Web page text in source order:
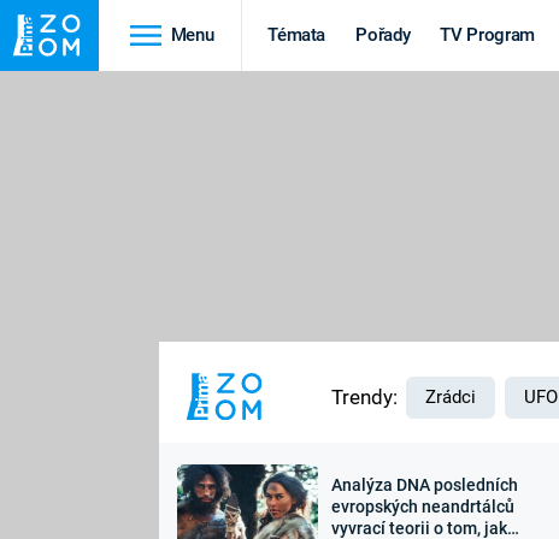
Menu Témata Pořady TV Program
Výročí
Trendy: Zrádci UFO
Analýza DNA posledních
evropských neandrtálců
vyvrací teorii o tom, jak